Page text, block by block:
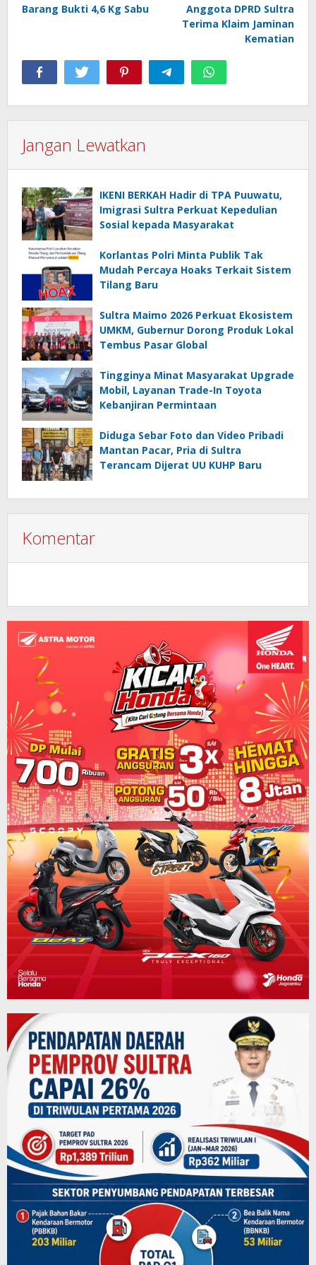
Barang Bukti 4,6 Kg Sabu
Anggota DPRD Sultra
Terima Klaim Jaminan
Kematian
Jangan Lewatkan
IKENI BERKAH Hadir di TPA Puuwatu,
Imigrasi Sultra Perkuat Kepedulian
Sosial kepada Masyarakat
Korlantas Polri Minta Publik Tak
Mudah Percaya Hoaks Terkait Sistem
Tilang Baru
Sultra Maimo 2026 Perkuat Ekosistem
UMKM, Gubernur Dorong Produk Lokal
Tembus Pasar Global
Tingginya Minat Masyarakat Upgrade
Mobil, Layanan Trade-In Toyota
Kebanjiran Permintaan
Diduga Sebar Foto dan Video Pribadi
Mantan Pacar, Pria di Sultra
Terancam Dijerat UU KUHP Baru
Komentar